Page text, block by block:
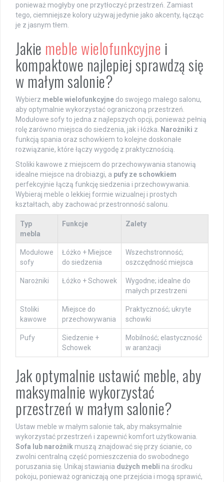
ponieważ mogłyby one przytłoczyć przestrzeń. Zamiast
tego, ciemniejsze kolory używaj jedynie jako akcenty, łącząc
je z jasnym tłem.
Jakie meble wielofunkcyjne i
kompaktowe najlepiej sprawdzą się
w małym salonie?
Wybierz meble wielofunkcyjne do swojego małego salonu,
aby optymalnie wykorzystać ograniczoną przestrzeń.
Modułowe sofy to jedna z najlepszych opcji, ponieważ pełnią
rolę zarówno miejsca do siedzenia, jak i łóżka.
Narożniki z
funkcją spania oraz schowkiem to kolejne doskonałe
rozwiązanie, które łączy wygodę z praktycznością.
Stoliki kawowe z miejscem do przechowywania stanowią
idealne miejsce na drobiazgi, a pufy ze schowkiem
perfekcyjnie łączą funkcję siedzenia i przechowywania.
Wybieraj meble o lekkiej formie wizualnej i prostych
kształtach, aby zachować przestronność salonu.
Typ
mebla
Funkcje Zalety
Modułowe
sofy
Łóżko + Miejsce
do siedzenia
Wszechstronność;
oszczędność miejsca
Narożniki Łóżko + Schowek
Wygodne; idealne do
małych przestrzeni
Stoliki
kawowe
Miejsce do
przechowywania
Praktyczność; ukryte
schowki
Pufy
Siedzenie +
Schowek
Mobilność; elastyczność
w aranżacji
Jak optymalnie ustawić meble, aby
maksymalnie wykorzystać
przestrzeń w małym salonie?
Ustaw meble w małym salonie tak, aby maksymalnie
wykorzystać przestrzeń i zapewnić komfort użytkowania.
Sofa lub narożnik muszą znajdować się przy ścianie, co
zwolni centralną część pomieszczenia do swobodnego
poruszania się. Unikaj stawiania dużych mebli na środku
pokoju, ponieważ ograniczają one przejścia i mogą sprawić,